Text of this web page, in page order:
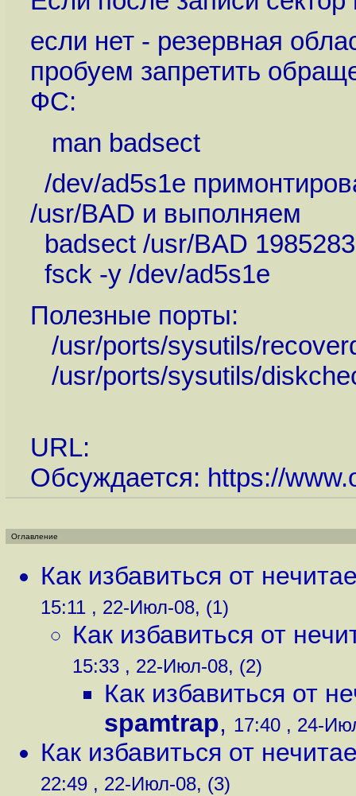
если нет - резервная
пробуем запретить
ФС:
man badsect
/dev/ad5s1e
/usr/BAD и выполняем
badsect /usr/BAD 1985283
fsck -y /dev/ad5s1e
Полезные порты:
/usr/ports/sysutils/
/usr/ports/sysutils/
URL:
Обсуждается: https://
Оглавление
Как избавиться от
15:11 , 22-Июл-08, (1)
Как избавиться от
15:33 , 22-Июл-08, (2)
Как избавиться от
spamtrap, 17:40 , 24-
Как избавиться от
22:49 , 22-Июл-08, (3)